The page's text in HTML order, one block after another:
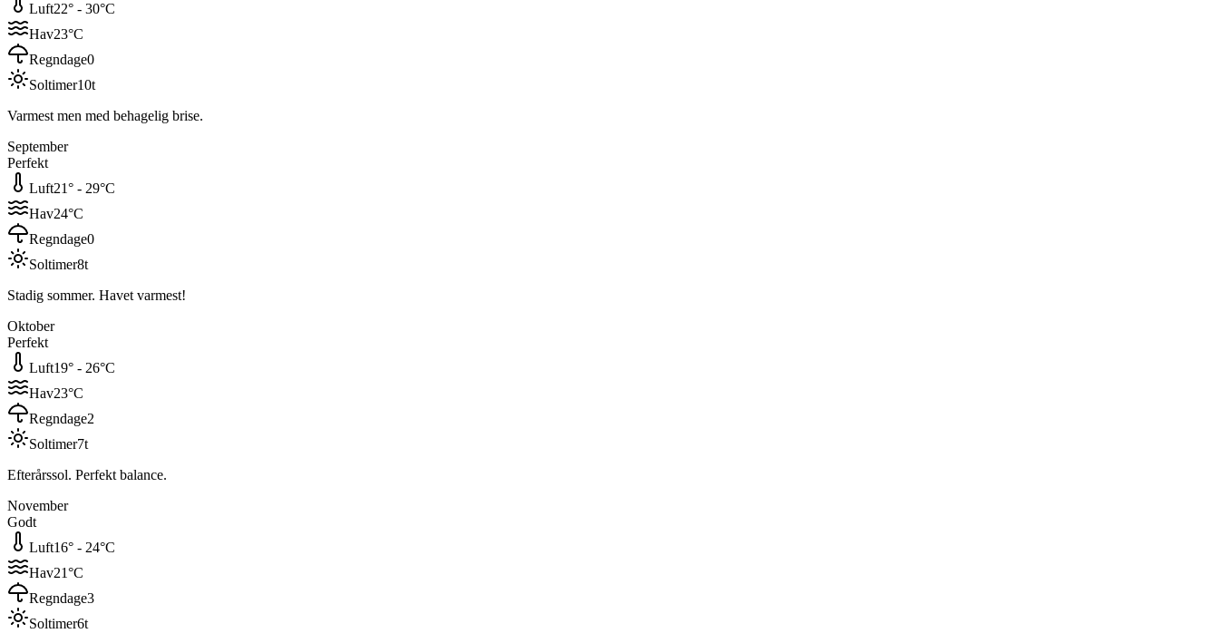
Luft22° - 30°C
Hav23°C
Regndage0
Soltimer10t
Varmest men med behagelig brise.
September
Perfekt
Luft21° - 29°C
Hav24°C
Regndage0
Soltimer8t
Stadig sommer. Havet varmest!
Oktober
Perfekt
Luft19° - 26°C
Hav23°C
Regndage2
Soltimer7t
Efterårssol. Perfekt balance.
November
Godt
Luft16° - 24°C
Hav21°C
Regndage3
Soltimer6t